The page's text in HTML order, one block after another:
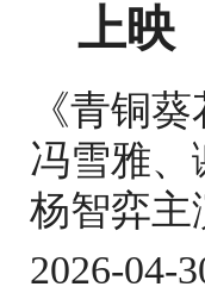
上映
《青铜
冯雪雅
杨智弈主
2026-04-